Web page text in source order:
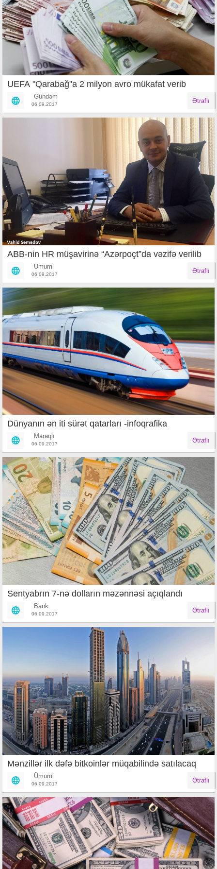
UEFA "Qarabağ"a 2 milyon avro mükafat verib
Gündəm
06.09.2017 Ətraflı
ABB-nin HR müşavirinə “Azərpoçt”da vəzifə verilib
Ümumi
06.09.2017 Ətraflı
Dünyanın ən iti sürət qatarları -infoqrafika
Maraqlı
06.09.2017 Ətraflı
Sentyabrın 7-nə dolların məzənnəsi açıqlandı
Bank
06.09.2017 Ətraflı
Mənzillər ilk dəfə bitkoinlər müqabilində satılacaq
Ümumi
06.09.2017 Ətraflı